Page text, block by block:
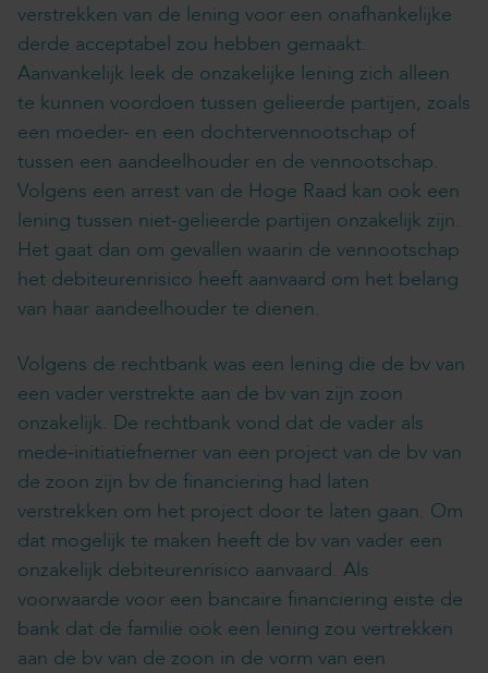
verstrekken van de lening voor een onafhankelijke
derde acceptabel zou hebben gemaakt.
Aanvankelijk leek de onzakelijke lening zich alleen
te kunnen voordoen tussen gelieerde partijen, zoals
een moeder- en een dochtervennootschap of
tussen een aandeelhouder en de vennootschap.
Volgens een arrest van de Hoge Raad kan ook een
lening tussen niet-gelieerde partijen onzakelijk zijn.
Het gaat dan om gevallen waarin de vennootschap
het debiteurenrisico heeft aanvaard om het belang
van haar aandeelhouder te dienen.
Volgens de rechtbank was een lening die de bv van
een vader verstrekte aan de bv van zijn zoon
onzakelijk. De rechtbank vond dat de vader als
mede-initiatiefnemer van een project van de bv van
de zoon zijn bv de financiering had laten
verstrekken om het project door te laten gaan. Om
dat mogelijk te maken heeft de bv van vader een
onzakelijk debiteurenrisico aanvaard. Als
voorwaarde voor een bancaire financiering eiste de
bank dat de familie ook een lening zou vertrekken
aan de bv van de zoon in de vorm van een